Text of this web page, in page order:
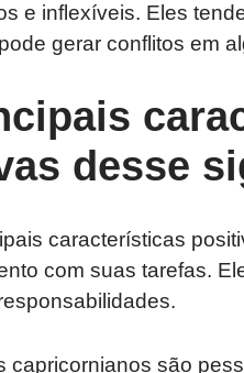
e inflexíveis. Eles
gerar conflitos em
desse
características
com suas tarefas.
capricornianos são